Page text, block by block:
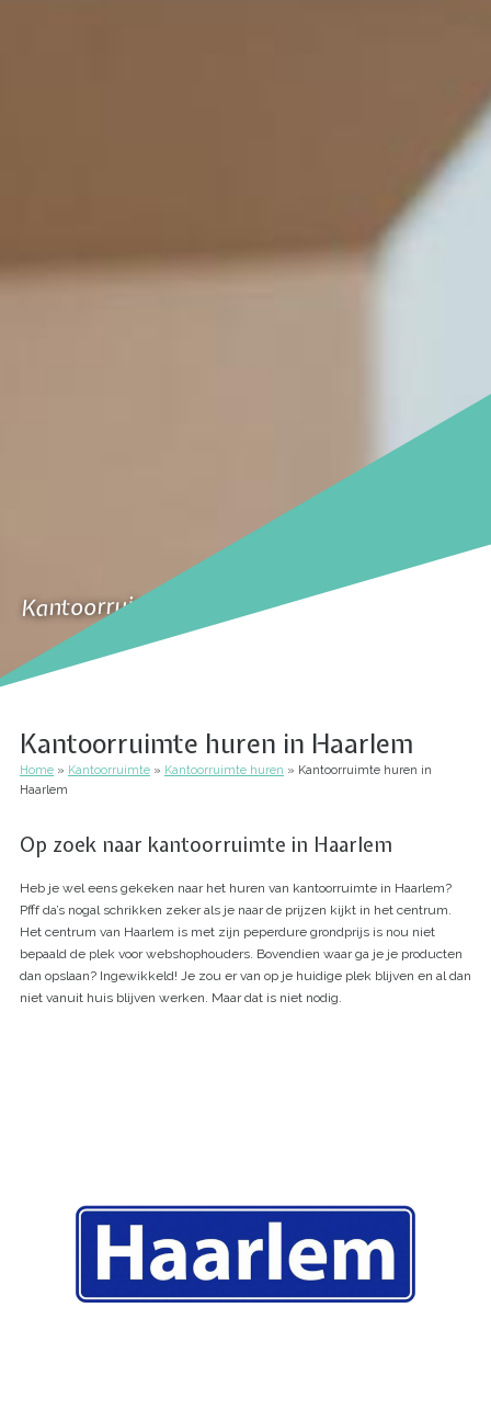
Kantoorruimte huren in Haarlem
Kantoorruimte huren in Haarlem
Kruimelpad
Home Kantoorruimte Kantoorruimte huren
Kantoorruimte huren in
Haarlem
Op zoek naar kantoorruimte in Haarlem
Heb je wel eens gekeken naar het huren van kantoorruimte in Haarlem?
Pfff da’s nogal schrikken zeker als je naar de prijzen kijkt in het centrum.
Het centrum van Haarlem is met zijn peperdure grondprijs is nou niet
bepaald de plek voor webshophouders. Bovendien waar ga je je producten
dan opslaan? Ingewikkeld! Je zou er van op je huidige plek blijven en al dan
niet vanuit huis blijven werken. Maar dat is niet nodig.